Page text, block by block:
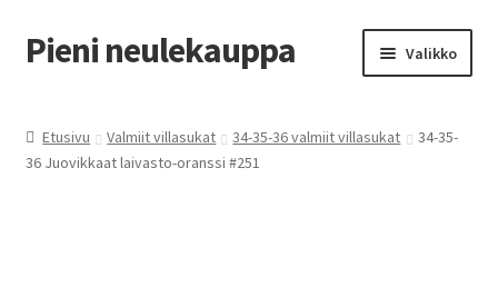
Siirry
navigointiin
Siirry
sisältöön
Pieni neulekauppa Valikko
Valmiit villasukat
Etusivu Valmiit villasukat 34-35-36 valmiit villasukat
34-35-
36 Juovikkaat laivasto-oranssi #251